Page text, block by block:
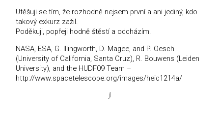
Utěšuji se tím, že rozhodně nejsem první a ani jediný, kdo
takový exkurz zažil.
Poděkuji, popřeji hodně štěstí a odcházím.
NASA, ESA, G. Illingworth, D. Magee, and P. Oesch
(University of California, Santa Cruz), R. Bouwens (Leiden
University), and the HUDF09 Team –
http://www.spacetelescope.org/images/heic1214a/
jl